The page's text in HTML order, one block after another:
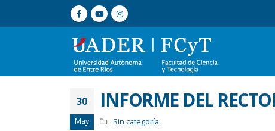
30
May
INFORME DEL
Sin categoría